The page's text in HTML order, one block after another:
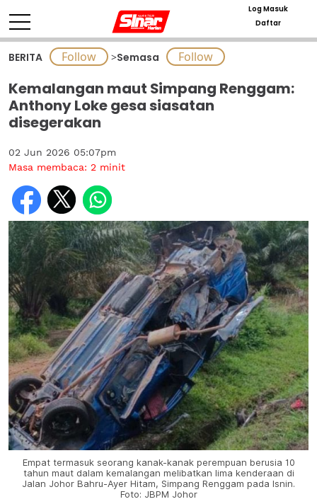
Log Masuk
Daftar
BERITA >Semasa
Kemalangan maut Simpang Renggam:
Anthony Loke gesa siasatan
disegerakan
02 Jun 2026 05:07pm
Masa membaca: 2 minit
Empat termasuk seorang kanak-kanak perempuan berusia 10
tahun maut dalam kemalangan melibatkan lima kenderaan di
Jalan Johor Bahru-Ayer Hitam, Simpang Renggam pada Isnin.
Foto: JBPM Johor